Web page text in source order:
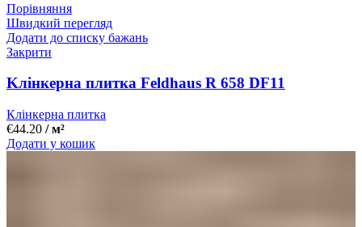
Порівняння
Швидкий перегляд
Додати до списку бажань
Закрити
Kлінкерна плитка Feldhaus R 658 DF11
Клінкерна плитка
€44.20 / м²
Додати у кошик